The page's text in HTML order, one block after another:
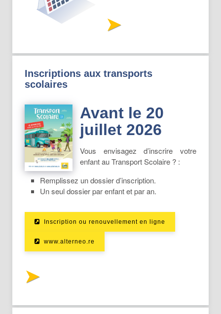
Inscriptions aux transports
scolaires
Avant le 20
juillet 2026
Vous envisagez d’inscrire votre
enfant au Transport Scolaire ? :
Remplissez un dossier d’inscription.
Un seul dossier par enfant et par an.
Inscription ou renouvellement en ligne
www.alterneo.re